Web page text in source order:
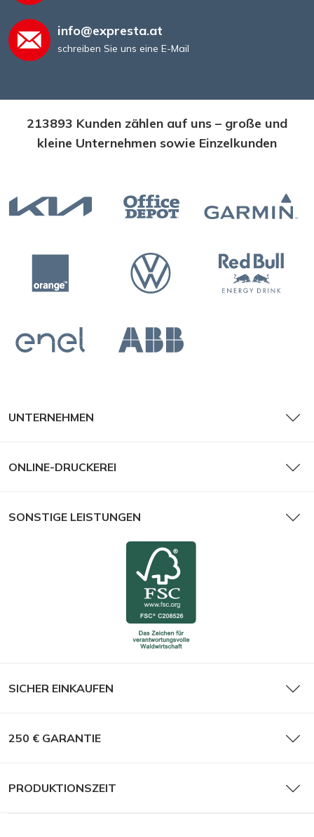
info@expresta.at
schreiben Sie uns eine E-Mail
213893 Kunden zählen auf uns – große und
kleine Unternehmen sowie Einzelkunden
UNTERNEHMEN
ONLINE-DRUCKEREI
SONSTIGE LEISTUNGEN
SICHER EINKAUFEN
250 € GARANTIE
PRODUKTIONSZEIT